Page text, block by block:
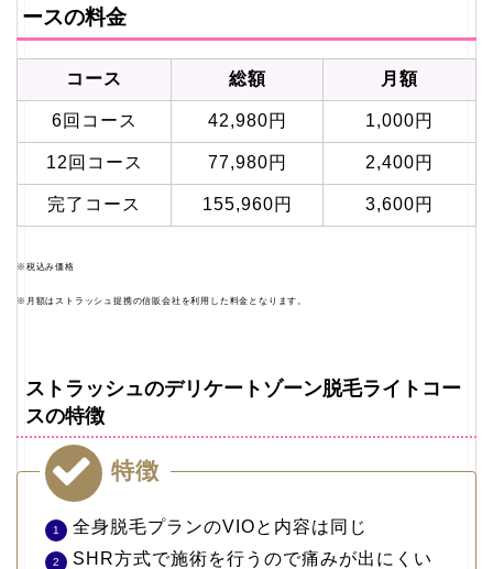
ースの料金
コース 総額 月額
6回コース 42,980円 1,000円
12回コース 77,980円 2,400円
完了コース 155,960円 3,600円
※税込み価格
※月額はストラッシュ提携の信販会社を利用した料金となります。
ストラッシュのデリケートゾーン脱毛ライトコー
スの特徴
特徴
全身脱毛プランのVIOと内容は同じ
SHR方式で施術を行うので痛みが出にくい